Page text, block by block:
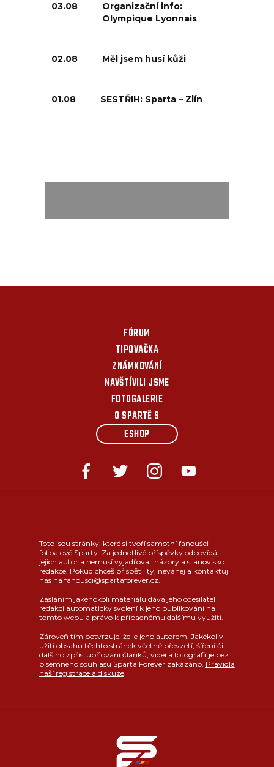
03.08
Organizační info:
Olympique Lyonnais
02.08 Měl jsem husí kůži
01.08 SESTŘIH: Sparta – Zlín
FÓRUM
TIPOVAČKA
ZNÁMKOVÁNÍ
NAVŠTÍVILI JSME
FOTOGALERIE
O SPARTĚ S
ESHOP
Toto jsou stránky, které si tvoří samotní fanoušci
fotbalové Sparty. Za jednotlivé příspěvky odpovídá
jejich autor a nemusí vyjadřovat názory a stanovisko
redakce. Pokud chceš přispět i ty, neváhej a kontaktuj
nás na fanousci@spartaforever.cz.
Zasláním jakéhokoli materiálu dává jeho odesílatel
redakci automaticky svolení k jeho publikování na
tomto webu a právo k případnému dalšímu využití.
Zároveň tím potvrzuje, že je jeho autorem. Jakékoliv
užití obsahu těchto stránek včetně převzetí, šíření či
dalšího zpřístupňování článků, videí a fotografií je bez
písemného souhlasu Sparta Forever zakázáno. Pravidla
naší registrace a diskuze.